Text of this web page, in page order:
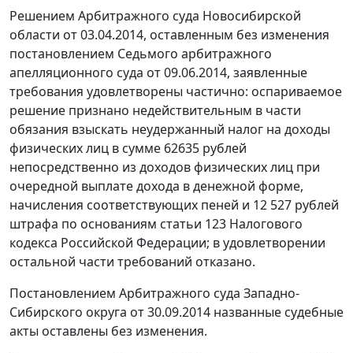
Решением Арбитражного суда Новосибирской
области от 03.04.2014, оставленным без изменения
постановлением Седьмого арбитражного
апелляционного суда от 09.06.2014, заявленные
требования удовлетворены частично: оспариваемое
решение признано недействительным в части
обязания взыскать неудержанный налог на доходы
физических лиц в сумме 62635 рублей
непосредственно из доходов физических лиц при
очередной выплате дохода в денежной форме,
начисления соответствующих пеней и 12 527 рублей
штрафа по основаниям статьи 123 Налогового
кодекса Российской Федерации; в удовлетворении
остальной части требований отказано.
Постановлением Арбитражного суда Западно-
Сибирского округа от 30.09.2014 названные судебные
акты оставлены без изменения.